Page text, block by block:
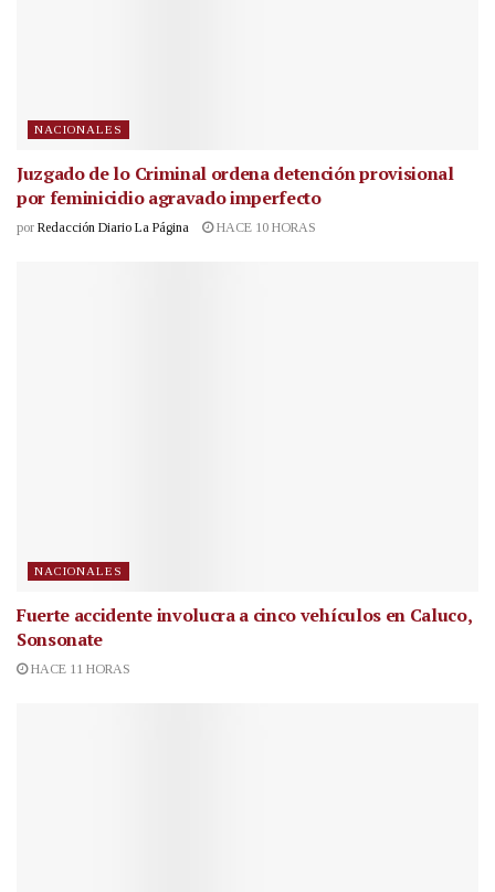
NACIONALES
Juzgado de lo Criminal ordena detención provisional
por feminicidio agravado imperfecto
por Redacción Diario La Página HACE 10 HORAS
NACIONALES
Fuerte accidente involucra a cinco vehículos en Caluco,
Sonsonate
HACE 11 HORAS